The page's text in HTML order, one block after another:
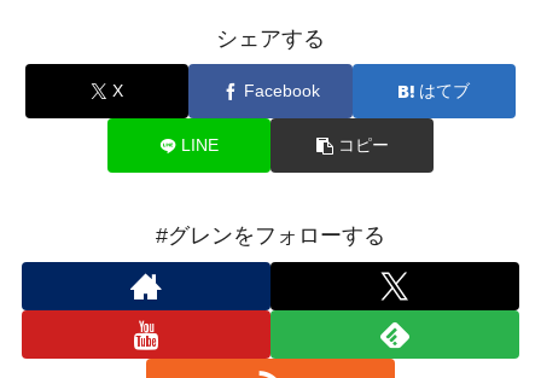
シェアする
X Facebook はてブ
LINE コピー
#グレンをフォローする